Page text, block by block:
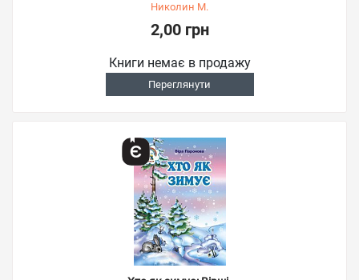
Николин М.
2,00 грн
Книги немає в продажу
Переглянути